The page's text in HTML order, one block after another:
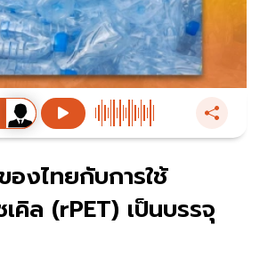
องไทยกับการใช้
คิล (rPET) เป็นบรรจุ